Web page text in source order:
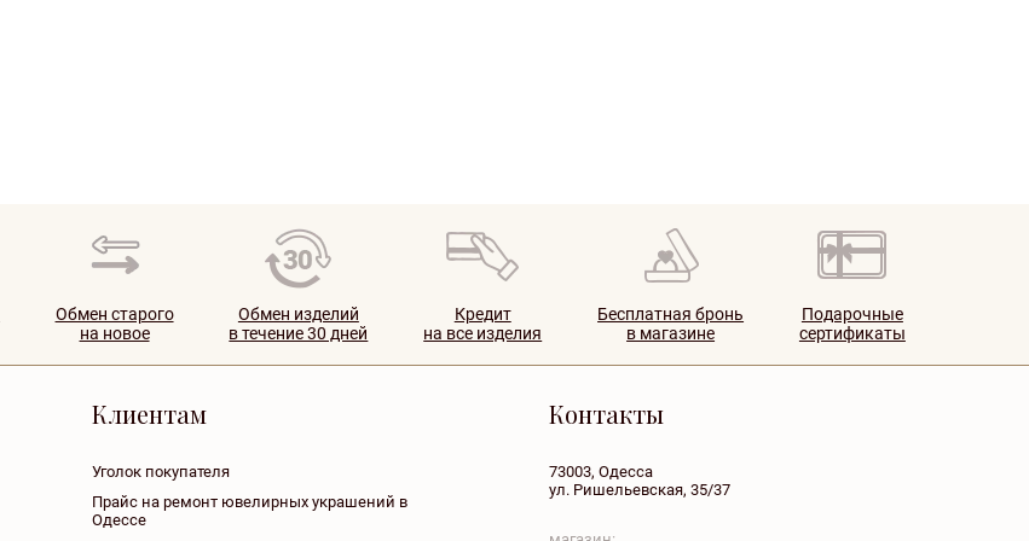
Обмен старого
на новое
Обмен изделий
в течение 30 дней
Кредит
на все изделия
Бесплатная бронь
в магазине
Подарочные
сертификаты
Клиентам
Уголок покупателя
Прайс на ремонт ювелирных украшений в
Одессе
Контакты
73003, Одесса
ул. Ришельевская, 35/37